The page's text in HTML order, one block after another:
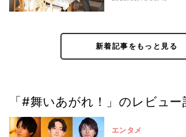
新着記事をもっと見る
「#舞いあがれ！」のレビュー
エンタメ